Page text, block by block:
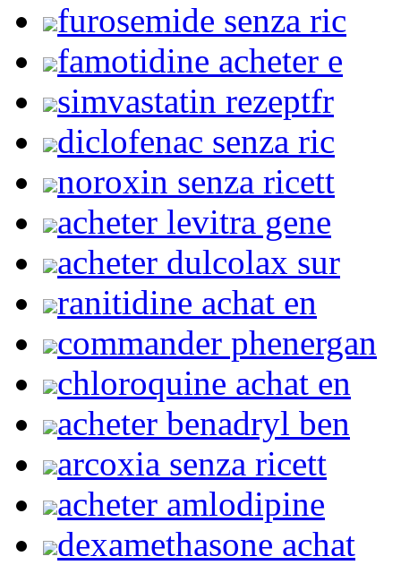
furosemide senza ric
famotidine acheter e
simvastatin rezeptfr
diclofenac senza ric
noroxin senza ricett
acheter levitra gene
acheter dulcolax sur
ranitidine achat en
commander phenergan
chloroquine achat en
acheter benadryl ben
arcoxia senza ricett
acheter amlodipine
dexamethasone achat